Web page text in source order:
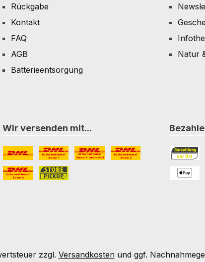
Rückgabe
Kontakt
FAQ
AGB
Batterieentsorgung
Natur
Wir versenden mit...
DHL DHL Paket International Zone 1
DHL Paket International Zone 1
DHL Paket International
zzgl. Versandkostenund ggf.